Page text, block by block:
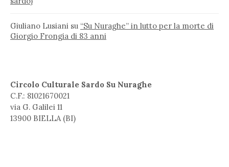
Giuliano Lusiani su “Su Nuraghe” in lutto per la morte di
Giorgio Frongia di 83 anni
Circolo Culturale Sardo Su Nuraghe
C.F.: 81021670021
via G. Galilei 11
13900 BIELLA (BI)